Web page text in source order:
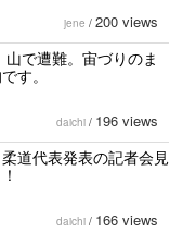
jene / 200 views
で遭難。宙づりのま
す。
daichi / 196 views
道代表発表の記者会見
daichi / 166 views